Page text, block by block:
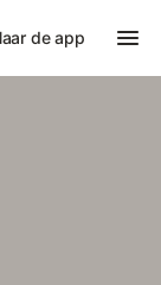
de app